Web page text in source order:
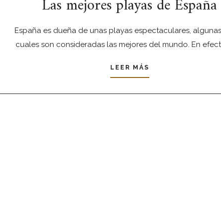
Las mejores playas de España
España es dueña de unas playas espectaculares,
cuales son consideradas las mejores del mundo. En
LEER MÁS